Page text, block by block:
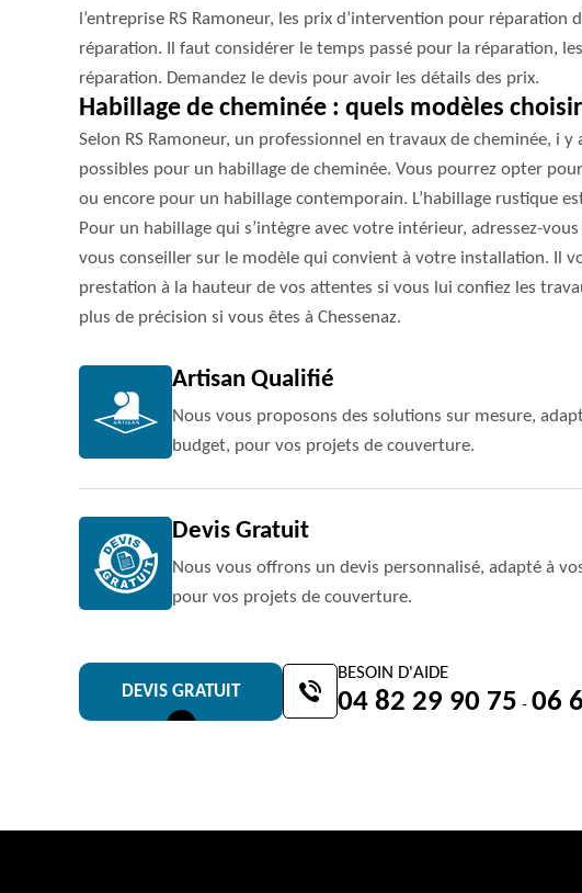
l’entreprise RS Ramoneur, les prix d’intervention pour réparation
réparation. Il faut considérer le temps passé pour la réparation,
réparation. Demandez le devis pour avoir les détails des prix.
Habillage de cheminée : quels modèles
Selon RS Ramoneur, un professionnel en travaux de cheminée, i y
possibles pour un habillage de cheminée. Vous pourrez opter
ou encore pour un habillage contemporain. L’habillage rustique
Pour un habillage qui s’intègre avec votre intérieur, adressez-vous
vous conseiller sur le modèle qui convient à votre installation. Il
prestation à la hauteur de vos attentes si vous lui confiez les
plus de précision si vous êtes à Chessenaz.
Artisan Qualifié
Nous vous proposons des solutions sur mesure,
budget, pour vos projets de couverture.
Devis Gratuit
Nous vous offrons un devis personnalisé, adapté à
pour vos projets de couverture.
DEVIS GRATUIT
BESOIN D'AIDE
04 82 29 90 75 - 06